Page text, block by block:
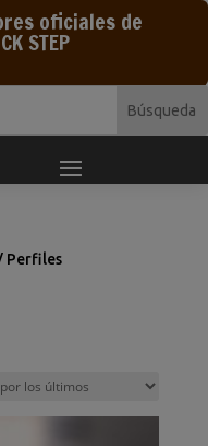
oficiales de
STEP
Perfiles